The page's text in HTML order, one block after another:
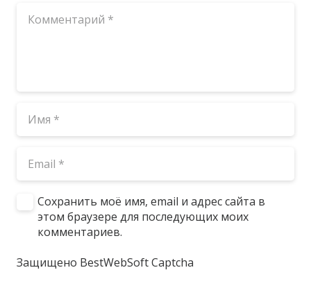
Сохранить моё имя, email и адрес сайта в
этом браузере для последующих моих
комментариев.
Защищено BestWebSoft Captcha